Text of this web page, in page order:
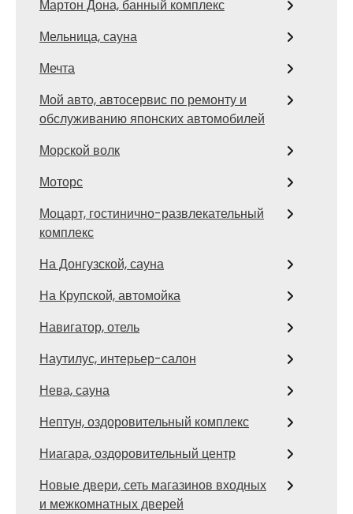
Мартон Дона, банный комплекс
Мельница, сауна
Мечта
Мой авто, автосервис по ремонту и
обслуживанию японских автомобилей
Морской волк
Моторс
Моцарт, гостинично-развлекательный
комплекс
На Донгузской, сауна
На Крупской, автомойка
Навигатор, отель
Наутилус, интерьер-салон
Нева, сауна
Нептун, оздоровительный комплекс
Ниагара, оздоровительный центр
Новые двери, сеть магазинов входных
и межкомнатных дверей